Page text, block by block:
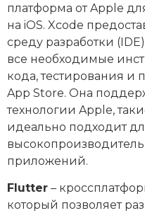
платформа от Apple
на iOS. Xcode
среду разработки
все необходимые
кода, тестирования
App Store. Она
технологии Apple,
идеально подходит
приложений.
Flutter –
который позволяет